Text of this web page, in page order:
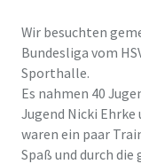
Wir besuchten
Bundesliga vom
Sporthalle.
Es nahmen 40
Jugend Nicki
waren ein paar
Spaß und durch